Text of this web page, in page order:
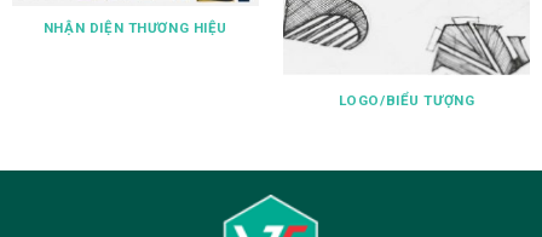
NHẬN DIỆN THƯƠNG HIỆU
LOGO/BIỂU TƯỢNG